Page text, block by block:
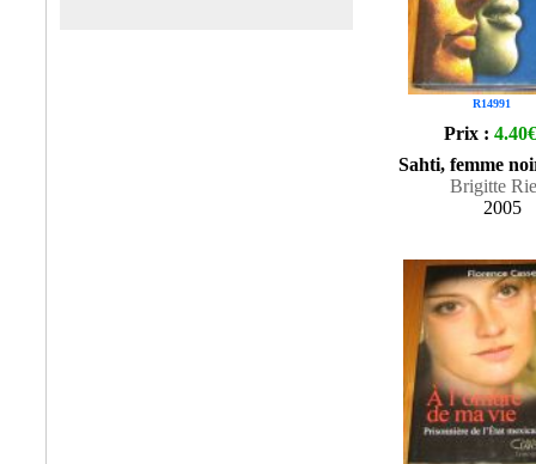
R14991
Prix : 4.40€
Sahti, femme
Brigitte
2005